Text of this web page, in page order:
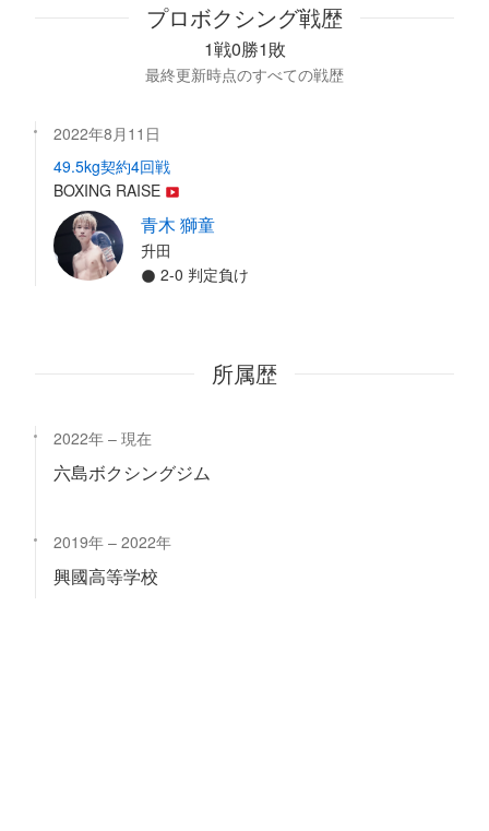
プロボクシング戦歴
1戦0勝1敗
最終更新時点のすべての戦歴
2022年8月11日
49.5kg契約4回戦
BOXING RAISE
青木 獅童
升田
2-0 判定負け
所属歴
2022年 現在
六島ボクシングジム
2019年 2022年
興國高等学校